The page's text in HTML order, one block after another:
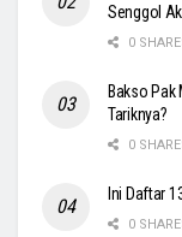
Senggol
0
Bakso Pak
Tariknya?
0
Ini Daftar
0